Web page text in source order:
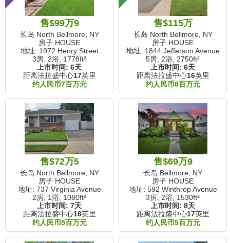
售$99万9
长岛 North Bellmore, NY
房子 HOUSE
地址: 1972 Henry Street
3房, 2浴, 1778ft²
上市时间: 6天
距离法拉盛中心17英里
约人民币7百万元
售$115万
长岛 North Bellmore, NY
房子 HOUSE
地址: 1844 Jefferson Avenue
5房, 2浴, 2750ft²
上市时间: 6天
距离法拉盛中心16英里
约人民币8百万元
售$72万5
长岛 North Bellmore, NY
房子 HOUSE
地址: 737 Virginia Avenue
2房, 1浴, 1080ft²
上市时间: 7天
距离法拉盛中心16英里
约人民币5百万元
售$69万9
长岛 Bellmore, NY
房子 HOUSE
地址: 592 Winthrop Avenue
3房, 2浴, 1530ft²
上市时间: 8天
距离法拉盛中心17英里
约人民币5百万元